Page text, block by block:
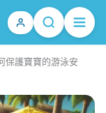
保護寶寶的游泳安